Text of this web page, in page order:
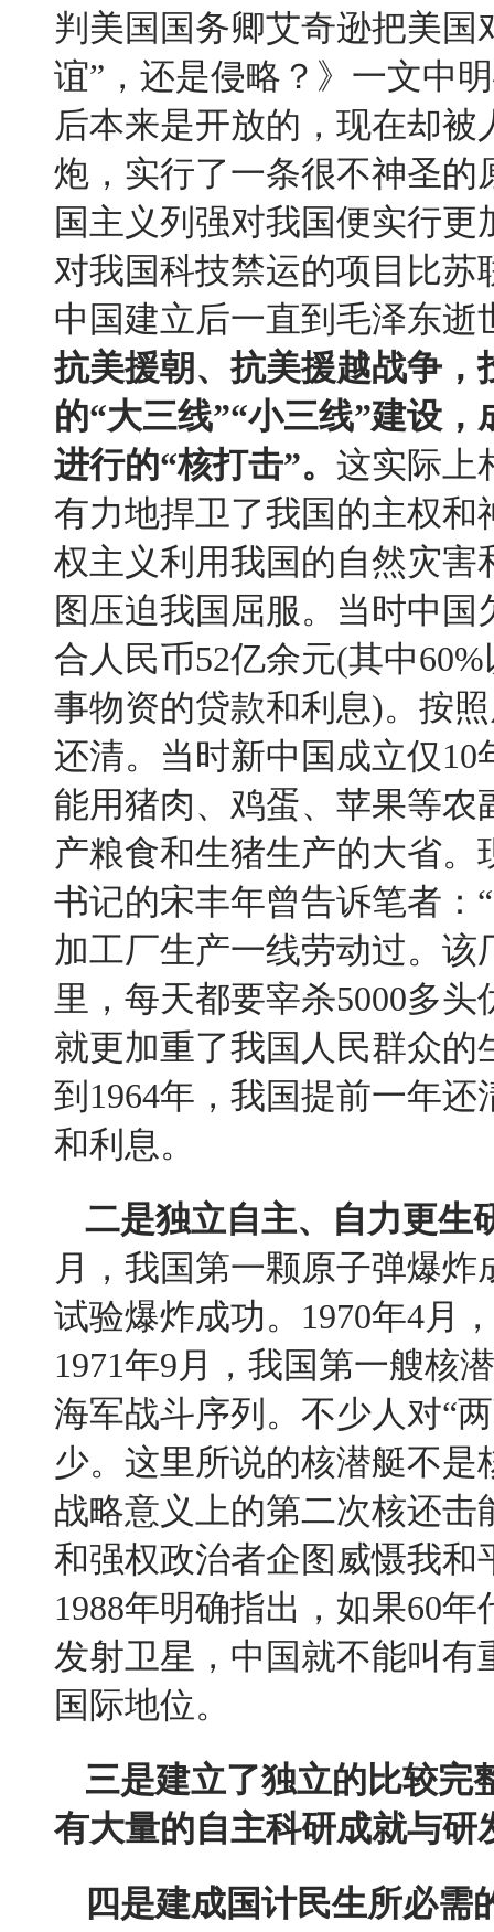
判美国国务卿艾奇逊把美
谊” ，还是侵略？》一文中
后本来是开放的，现在却
炮，实行了一条很不神圣
国主义列强对我国便实行
对我国科技禁运的项目比苏
中国建立后一直到毛泽东逝
抗美援朝、抗美援越战争
的“大三线”“小三线”建设，
进行的“核打击”。 这实际上
有力地捍卫了我国的主权
权主义利用我国的自然灾
图压迫我国屈服。当时中
合人民币52亿余元(其中60%
事物资的贷款和利息)。按
还清。当时新中国成立仅10
能用猪肉、鸡蛋、苹果等
产粮食和生猪生产的大省
书记的宋丰年曾告诉笔者：
加工厂生产一线劳动过。
里，每天都要宰杀5000多头
就更加重了我国人民群众
到 1964年，我国提前一年还
和利息。
二是独立自主、自力更生
月，我国第一颗原子弹爆炸
试验爆炸成功。 1970年4月
1971年9月，我国第一艘核
海军战斗序列。不少人对“
少。这里所说的核潜艇不
战略意义上的第二次核还
和强权政治者企图威慑我和
1988年明确指出，如果60年
发射卫星，中国就不能叫
国际地位。
三是建立了独立的比较完
有大量的自主科研成就与研
四是建成国计民生所必需